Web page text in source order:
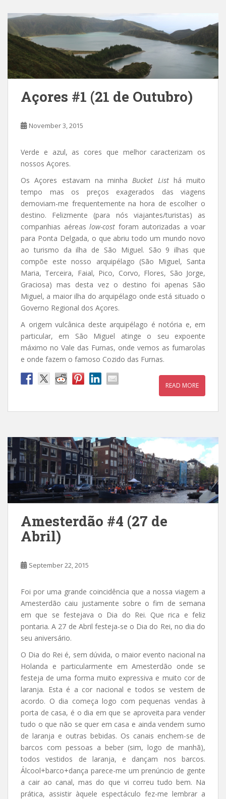
Açores #1 (21 de Outubro)
November 3, 2015
Verde e azul, as cores que melhor caracterizam os
nossos Açores.
Os Açores estavam na minhaBucket Listhá muito
tempo mas os preços exagerados das viagens
demoviam-me frequentemente na hora de escolher o
destino. Felizmente (para nós viajantes/turistas) as
companhias aéreas low-cost foram autorizadas a voar
para Ponta Delgada, o que abriu todo um mundo novo
ao turismo da ilha de São Miguel. São 9 ilhas que
compõe este nosso arquipélago (São Miguel, Santa
Maria, Terceira, Faial, Pico, Corvo, Flores, São Jorge,
Graciosa) mas desta vez o destino foi apenas São
Miguel, a maior ilha do arquipélago onde está situado o
Governo Regional dos Açores.
A origem vulcânica deste arquipélago é notória e, em
particular, em São Miguel atinge o seu expoente
máximo no Vale das Furnas, onde vemos as fumarolas
e onde fazem o famoso Cozido das Furnas.
READ MORE
Amesterdão #4 (27 de
Abril)
September 22, 2015
Foi por uma grande coincidência que a nossa viagem a
Amesterdão caiu justamente sobre o fim de semana
em que se festejava o Dia do Rei. Que rica e feliz
pontaria. A 27 de Abril festeja-se o Dia do Rei, no dia do
seu aniversário.
O Dia do Rei é, sem dúvida, o maior evento nacional na
Holanda e particularmente em Amesterdão onde se
festeja de uma forma muito expressiva e muito cor de
laranja. Esta é a cor nacional e todos se vestem de
acordo. O dia começa logo com pequenas vendas à
porta de casa, é o dia em que se aproveita para vender
tudo o que não se quer em casa e ainda vendem sumo
de laranja e outras bebidas. Os canais enchem-se de
barcos com pessoas a beber (sim, logo de manhã),
todos vestidos de laranja, e dançam nos barcos.
Álcool+barco+dança parece-me um prenúncio de gente
a cair ao canal, mas do que vi correu tudo bem. Na
prática, assistir àquele espectáculo fez-me lembrar a